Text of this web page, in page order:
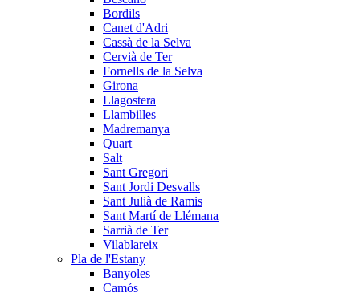
Bordils
Canet d'Adri
Cassà de la Selva
Cervià de Ter
Fornells de la Selva
Girona
Llagostera
Llambilles
Madremanya
Quart
Salt
Sant Gregori
Sant Jordi Desvalls
Sant Julià de Ramis
Sant Martí de Llémana
Sarrià de Ter
Vilablareix
Pla de l'Estany
Banyoles
Camós